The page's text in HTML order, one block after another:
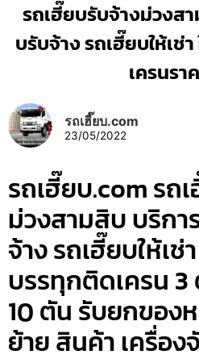
รถเฮี๊ยบรับจ้างม่วงส
บรับจ้าง รถเฮี๊ยบให้เช่
เครนรา
รถเฮี๊ยบ.com
23/05/2022
รถเฮี๊ยบ.com รถ
ม่วงสามสิบ บริกา
จ้าง รถเฮี๊ยบให้เช่
บรรทุกติดเครน
10 ตัน รับยกของ
ย้าย สินค้า เครื่อง